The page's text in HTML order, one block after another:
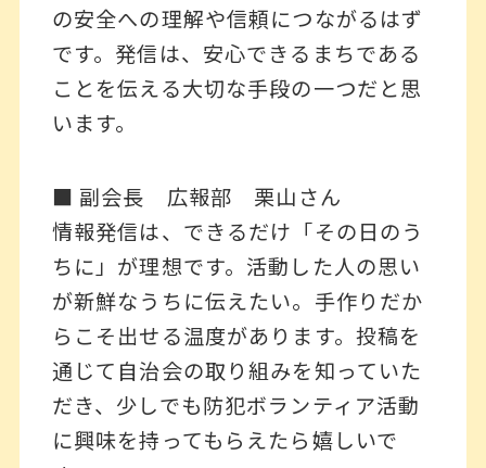
の安全への理解や信頼につながるはず
です。発信は、安心できるまちである
ことを伝える大切な手段の一つだと思
います。
■ 副会長 広報部 栗山さん
情報発信は、できるだけ「その日のう
ちに」が理想です。活動した人の思い
が新鮮なうちに伝えたい。手作りだか
らこそ出せる温度があります。投稿を
通じて自治会の取り組みを知っていた
だき、少しでも防犯ボランティア活動
に興味を持ってもらえたら嬉しいで